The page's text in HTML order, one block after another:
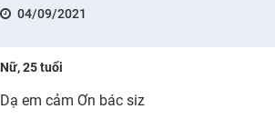
04/09/2021
Nữ, 25 tuổi
Dạ em cảm Ơn bác siz